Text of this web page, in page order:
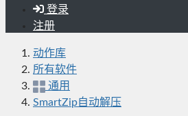
登录
注册
动作库
所有软件
通用
SmartZip自动解压